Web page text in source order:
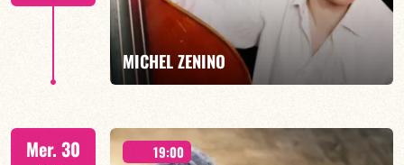
EN SAVOIR PLUS
MICHEL ZENINO
ZeWoAï - DEUX SÉANCES 19h30 & 21h30
Mer. 30
19:00